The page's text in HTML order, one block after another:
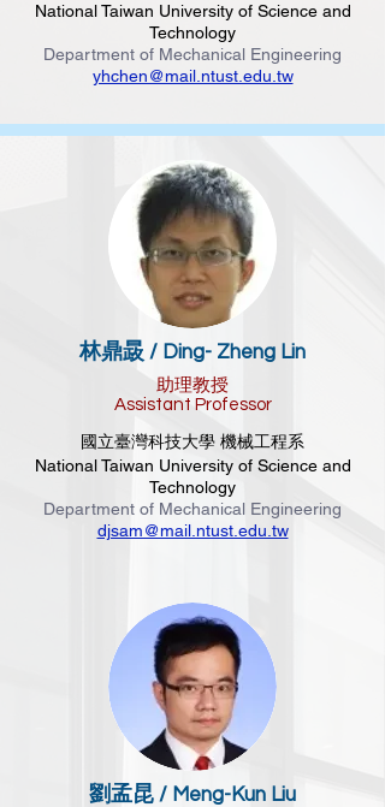
National Taiwan University of Science and
Technology
Department of Mechanical Engineering
yhchen@mail.ntust.edu.tw
林鼎晸 / Ding- Zheng Lin
助理教授
Assistant Professor
國立臺灣科技大學 機械工程系
National Taiwan University of Science and
Technology
Department of Mechanical Engineering
djsam@mail.ntust.edu.tw
劉孟昆 / Meng-Kun Liu